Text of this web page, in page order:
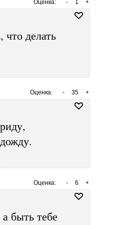
Оценка: +
1
-
что делать
Оценка: +
35
-
Оценка: +
6
-
быть тебе